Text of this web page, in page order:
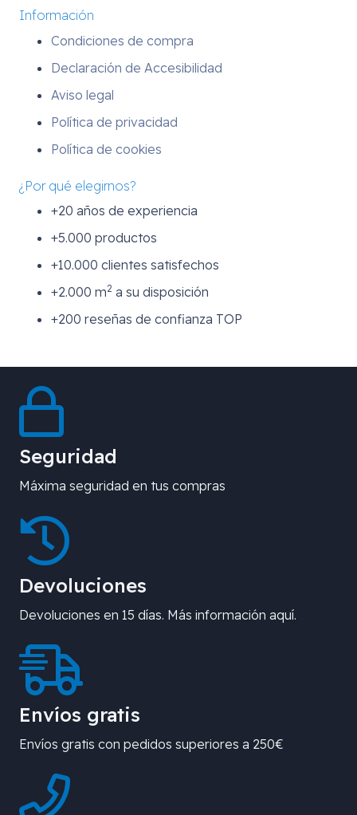
Información
Condiciones de compra
Declaración de Accesibilidad
Aviso legal
Política de privacidad
Política de cookies
¿Por qué elegirnos?
+20 años de experiencia
+5.000 productos
+10.000 clientes satisfechos
+2.000 m2 a su disposición
+200 reseñas de confianza TOP
Seguridad
Máxima seguridad en tus compras
Devoluciones
Devoluciones en 15 días. Más información aquí.
Envíos gratis
Envíos gratis con pedidos superiores a 250€